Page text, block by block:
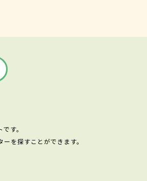
す。
を探すことができます。